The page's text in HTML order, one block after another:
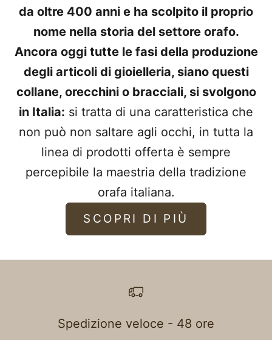
da oltre 400 anni e ha scolpito il proprio
nome nella storia del settore orafo.
Ancora oggi tutte le fasi della produzione
degli articoli di gioielleria, siano questi
collane, orecchini o bracciali, si svolgono
in Italia: si tratta di una caratteristica che
non può non saltare agli occhi, in tutta la
linea di prodotti offerta è sempre
percepibile la maestria della tradizione
orafa italiana.
SCOPRI DI PIÙ
Spedizione veloce - 48 ore